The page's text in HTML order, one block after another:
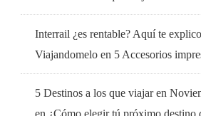
Interrail ¿es rentable? Aquí te
Viajandomelo en 5 Accesorios
5 Destinos a los que viajar en
en ¿Cómo elegir tú próximo destino